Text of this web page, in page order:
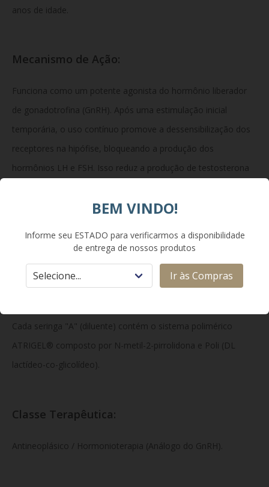
anos de idade.
Mecanismo de Ação:
Funciona como um potente agonista do hormônio liberador
de gonadotrofina (GnRH). Após uma estimulação inicial
temporária, o uso contínuo promove a dessensibilização dos
receptores na hipófise, bloqueando a produção dos
hormônios LH e FSH. Isso reduz a produção de testosterona
sexuais em crianças com puberdade precoce.
Composição:
Cada seringa "B" (pó liófilo) contém 45 mg de acetato de
Cada seringa "A" (diluente) contém o sistema polimérico
ATRIGEL® composto por N-metil-2-pirrolidona e Poli (DL
lactídeo-co-glicolídeo).
Classe Terapêutica:
Antineoplásico / Hormonioterapia (Análogo do GnRH).
BEM VINDO!
Informe seu ESTADO para verificarmos a disponibilidade
de entrega de nossos produtos
Ir às Compras